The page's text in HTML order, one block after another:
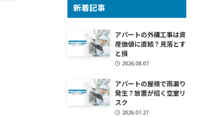
新着記事
アパートの外構工事は資
産価値に直結？見落とす
と損
2026.08.07
アパートの屋根で雨漏り
発生？放置が招く空室リ
スク
2026.07.27